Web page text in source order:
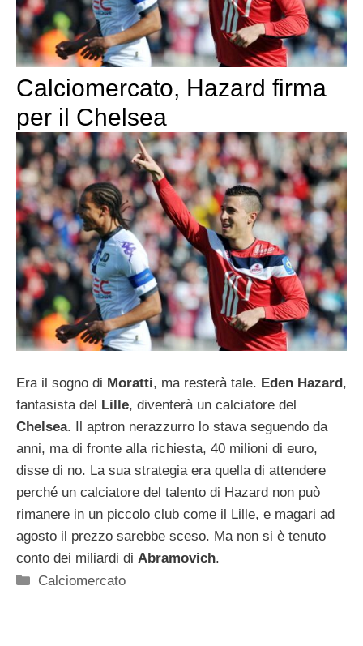
Calciomercato, Hazard firma
per il Chelsea
Era il sogno di Moratti, ma resterà tale. Eden Hazard,
fantasista del Lille, diventerà un calciatore del
Chelsea. Il aptron nerazzurro lo stava seguendo da
anni, ma di fronte alla richiesta, 40 milioni di euro,
disse di no. La sua strategia era quella di attendere
perché un calciatore del talento di Hazard non può
rimanere in un piccolo club come il Lille, e magari ad
agosto il prezzo sarebbe sceso. Ma non si è tenuto
conto dei miliardi di Abramovich.
Categorie
Calciomercato